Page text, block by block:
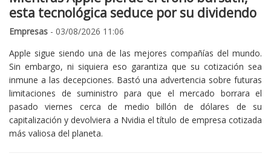
esta tecnológica seduce por su dividendo
Empresas - 03/08/2026 11:06
Apple sigue siendo una de las mejores compañías del mundo.
Sin embargo, ni siquiera eso garantiza que su cotización sea
inmune a las decepciones. Bastó una advertencia sobre futuras
limitaciones de suministro para que el mercado borrara el
pasado viernes cerca de medio billón de dólares de su
capitalización y devolviera a Nvidia el título de empresa cotizada
más valiosa del planeta.